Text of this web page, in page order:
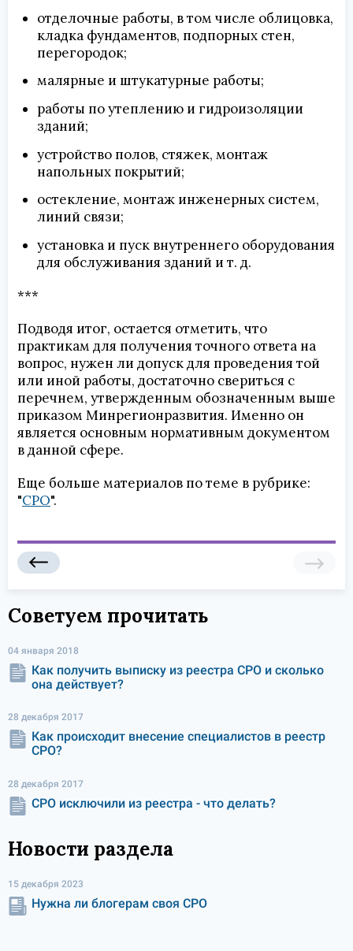
отделочные работы, в том числе облицовка,
кладка фундаментов, подпорных стен,
перегородок;
малярные и штукатурные работы;
работы по утеплению и гидроизоляции
зданий;
устройство полов, стяжек, монтаж
напольных покрытий;
остекление, монтаж инженерных систем,
линий связи;
установка и пуск внутреннего оборудования
для обслуживания зданий и т. д.
***
Подводя итог, остается отметить, что
практикам для получения точного ответа на
вопрос, нужен ли допуск для проведения той
или иной работы, достаточно свериться с
перечнем, утвержденным обозначенным выше
приказом Минрегионразвития. Именно он
является основным нормативным документом
в данной сфере.
Еще больше материалов по теме в рубрике:
"СРО".
Советуем прочитать
04 января 2018
Как получить выписку из реестра СРО и сколько
она действует?
28 декабря 2017
Как происходит внесение специалистов в реестр
СРО?
28 декабря 2017
СРО исключили из реестра - что делать?
Новости раздела
15 декабря 2023
Нужна ли блогерам своя СРО